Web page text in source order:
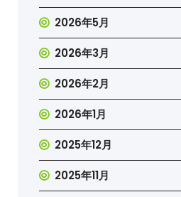
2026年5月
2026年3月
2026年2月
2026年1月
2025年12月
2025年11月